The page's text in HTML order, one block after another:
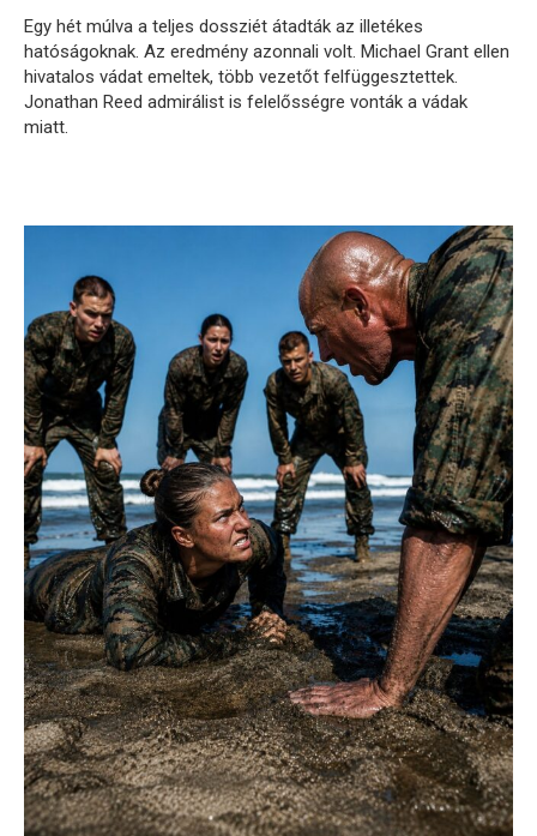
Egy hét múlva a teljes dossziét átadták az illetékes
hatóságoknak. Az eredmény azonnali volt. Michael Grant ellen
hivatalos vádat emeltek, több vezetőt felfüggesztettek.
Jonathan Reed admirálist is felelősségre vonták a vádak
miatt.